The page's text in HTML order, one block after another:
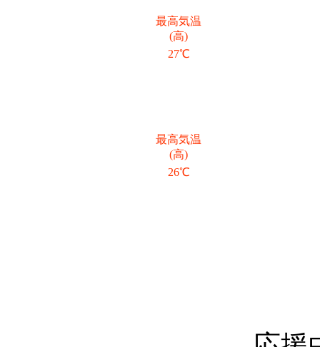
最高気温
(高)
27℃
最高気温
(高)
26℃